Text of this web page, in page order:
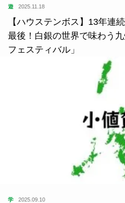
遊 2025.11.18
【ハウステンボス】13年連
最後！白銀の世界で味わう
フェスティバル」
学 2025.09.10